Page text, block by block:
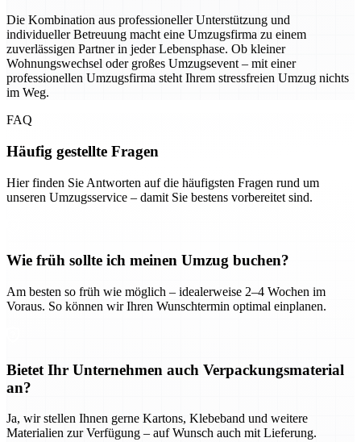
Die Kombination aus professioneller Unterstützung und
individueller Betreuung macht eine Umzugsfirma zu einem
zuverlässigen Partner in jeder Lebensphase. Ob kleiner
Wohnungswechsel oder großes Umzugsevent – mit einer
professionellen Umzugsfirma steht Ihrem stressfreien Umzug nichts
im Weg.
FAQ
Häufig gestellte Fragen
Hier finden Sie Antworten auf die häufigsten Fragen rund um
unseren Umzugsservice – damit Sie bestens vorbereitet sind.
Wie früh sollte ich meinen Umzug buchen?
Am besten so früh wie möglich – idealerweise 2–4 Wochen im
Voraus. So können wir Ihren Wunschtermin optimal einplanen.
Bietet Ihr Unternehmen auch Verpackungsmaterial
an?
Ja, wir stellen Ihnen gerne Kartons, Klebeband und weitere
Materialien zur Verfügung – auf Wunsch auch mit Lieferung.